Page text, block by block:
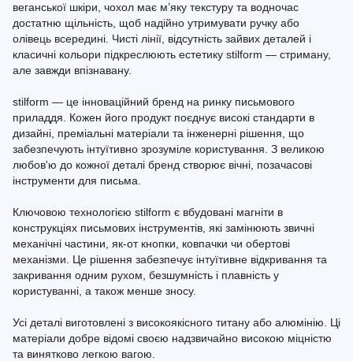
веганської шкіри, чохол має м’яку текстуру та водночас
достатню щільність, щоб надійно утримувати ручку або
олівець всередині. Чисті лінії, відсутність зайвих деталей і
класичні кольори підкреслюють естетику stilform — стриману,
але завжди впізнавану.
stilform — це інноваційний бренд на ринку письмового
приладдя. Кожен його продукт поєднує високі стандарти в
дизайні, преміальні матеріали та інженерні рішення, що
забезпечують інтуїтивно зрозуміле користування. З великою
любов'ю до кожної деталі бренд створює вічні, позачасові
інструменти для письма.
Ключовою технологією stilform є вбудовані магніти в
конструкціях письмових інструментів, які замінюють звичні
механічні частини, як-от кнопки, ковпачки чи обертові
механізми. Це рішення забезпечує інтуїтивне відкривання та
закривання одним рухом, безшумність і плавність у
користуванні, а також менше зносу.
Усі деталі виготовлені з високоякісного титану або алюмінію. Ці
матеріали добре відомі своєю надзвичайно високою міцністю
та винятково легкою вагою.